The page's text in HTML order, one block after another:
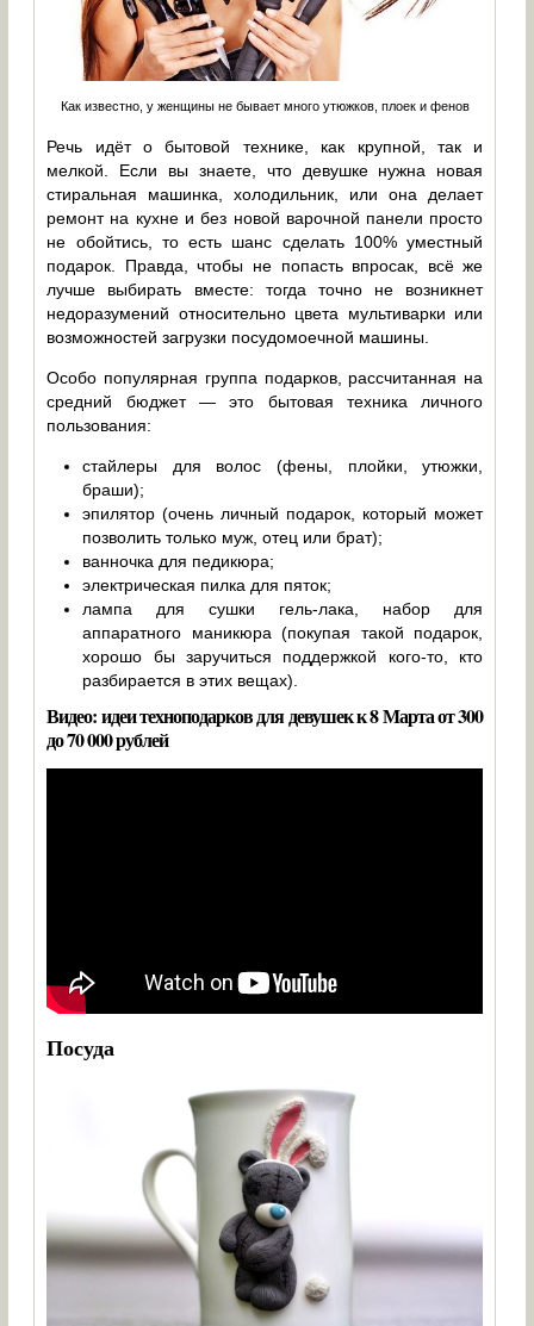
Как известно, у женщины не бывает много утюжков, плоек и фенов
Речь идёт о бытовой технике, как крупной, так и
мелкой. Если вы знаете, что девушке нужна новая
стиральная машинка, холодильник, или она делает
ремонт на кухне и без новой варочной панели просто
не обойтись, то есть шанс сделать 100% уместный
подарок. Правда, чтобы не попасть впросак, всё же
лучше выбирать вместе: тогда точно не возникнет
недоразумений относительно цвета мультиварки или
возможностей загрузки посудомоечной машины.
Особо популярная группа подарков, рассчитанная на
средний бюджет — это бытовая техника личного
пользования:
стайлеры для волос (фены, плойки, утюжки,
браши);
эпилятор (очень личный подарок, который может
позволить только муж, отец или брат);
ванночка для педикюра;
электрическая пилка для пяток;
лампа для сушки гель-лака, набор для
аппаратного маникюра (покупая такой подарок,
хорошо бы заручиться поддержкой кого-то, кто
разбирается в этих вещах).
Видео: идеи техноподарков для девушек к 8 Марта от 300
до 70 000 рублей
Посуда